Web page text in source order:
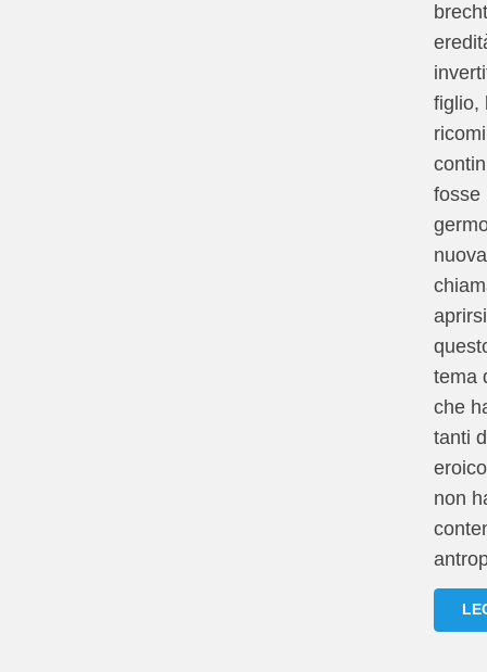
figlio,
fosse
tema
che
tanti
non